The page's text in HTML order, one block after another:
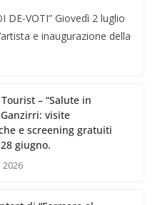
DE-VOTI” Giovedì 2 luglio
e inaugurazione della
– “Salute in
Ganzirri: visite
e screening gratuiti
giugno.
2026